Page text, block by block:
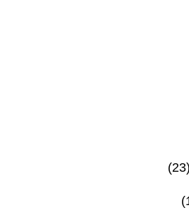
(23)